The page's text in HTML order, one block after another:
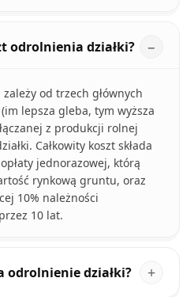
odrolnienia działki?
od trzech głównych
lepsza gleba, tym wyższa
z produkcji rolnej
Całkowity koszt składa
jednorazowej, którą
rynkową gruntu, oraz
10% należności
10 lat.
odrolnienie działki?